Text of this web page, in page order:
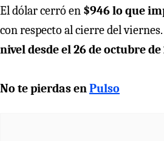
El dólar cerró en $946 lo que
con respecto al cierre del viernes.
nivel desde el 26 de octubre de
No te pierdas enPulso